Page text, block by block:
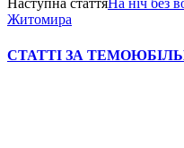
Наступна статтяНа ніч без
Житомира
СТАТТІ ЗА ТЕМОЮ